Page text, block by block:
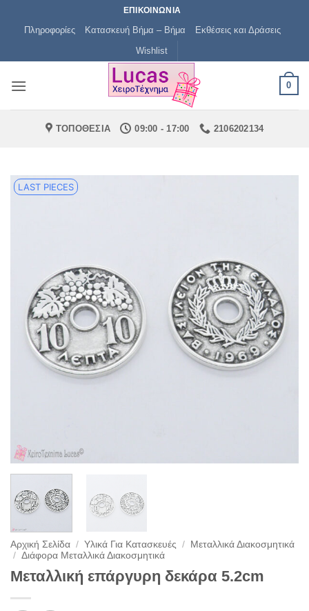
ΕΠΙΚΟΙΝΩΝΙΑ
Πληροφορίες Κατασκευή Βήμα – Βήμα
Εκθέσεις και Δράσεις
Wishlist
0
ΤΟΠΟΘΕΣΙΑ 09:00 - 17:00 2106202134
LAST PIECES
Αρχική Σελίδα / Υλικά Για Κατασκευές /
Μεταλλικά Διακοσμητικά
/ Διάφορα Μεταλλικά Διακοσμητικά
Μεταλλική επάργυρη δεκάρα 5.2cm